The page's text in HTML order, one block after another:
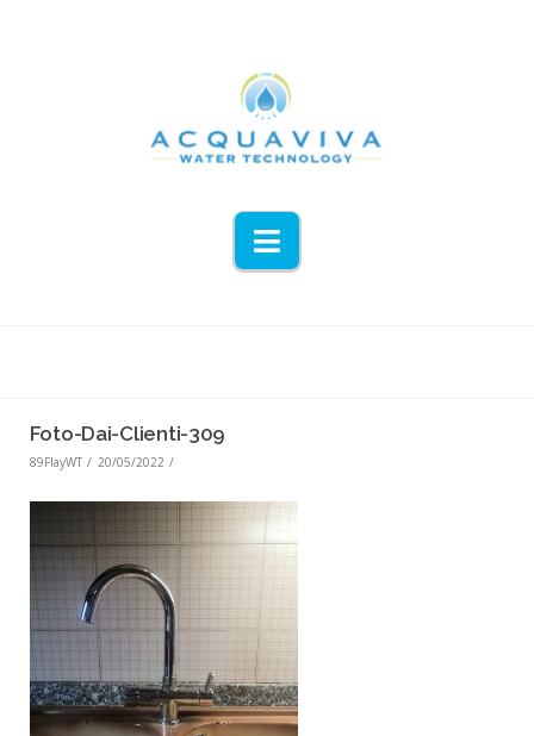
Navigation
Foto-Dai-Clienti-309
89FlayWT 20/05/2022